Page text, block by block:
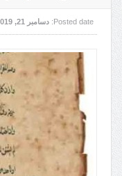
Posted date: دسامبر 21, 2019